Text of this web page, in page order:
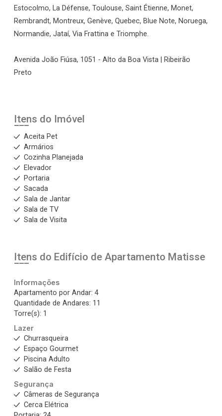
Estocolmo, La Défense, Toulouse, Saint Étienne, Monet,
Rembrandt, Montreux, Genève, Quebec, Blue Note, Noruega,
Normandie, Jataí, Via Frattina e Triomphe.
Avenida João Fiúsa, 1051 - Alto da Boa Vista | Ribeirão
Preto
Itens do Imóvel
Aceita Pet
Armários
Cozinha Planejada
Elevador
Portaria
Sacada
Sala de Jantar
Sala de TV
Sala de Visita
Itens do Edifício de Apartamento Matisse
Informações
Apartamento por Andar: 4
Quantidade de Andares: 11
Torre(s): 1
Lazer
Churrasqueira
Espaço Gourmet
Piscina Adulto
Salão de Festa
Segurança
Câmeras de Segurança
Cerca Elétrica